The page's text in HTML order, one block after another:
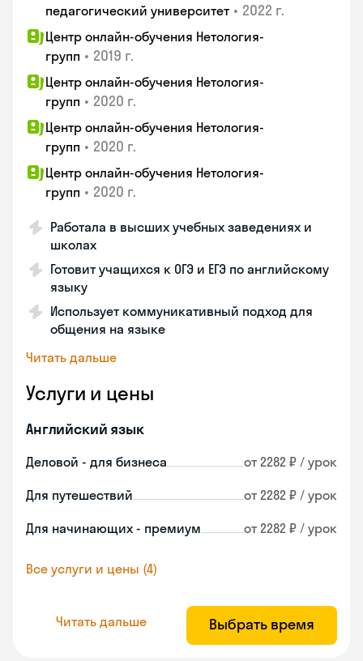
педагогический университет • 2022 г.
Центр онлайн-обучения Нетология-
групп • 2019 г.
Центр онлайн-обучения Нетология-
групп • 2020 г.
Центр онлайн-обучения Нетология-
групп • 2020 г.
Центр онлайн-обучения Нетология-
групп • 2020 г.
Работала в высших учебных заведениях и
школах
Готовит учащихся к ОГЭ и ЕГЭ по английскому
языку
Использует коммуникативный подход для
общения на языке
Читать дальше
Услуги и цены
Английский язык
Деловой - для бизнеса от 2282 ₽ / урок
Для путешествий от 2282 ₽ / урок
Для начинающих - премиум от 2282 ₽ / урок
Все услуги и цены (4)
Читать дальше Выбрать время